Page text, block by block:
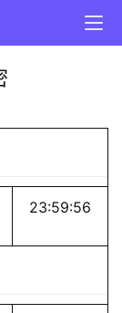
23:59:56